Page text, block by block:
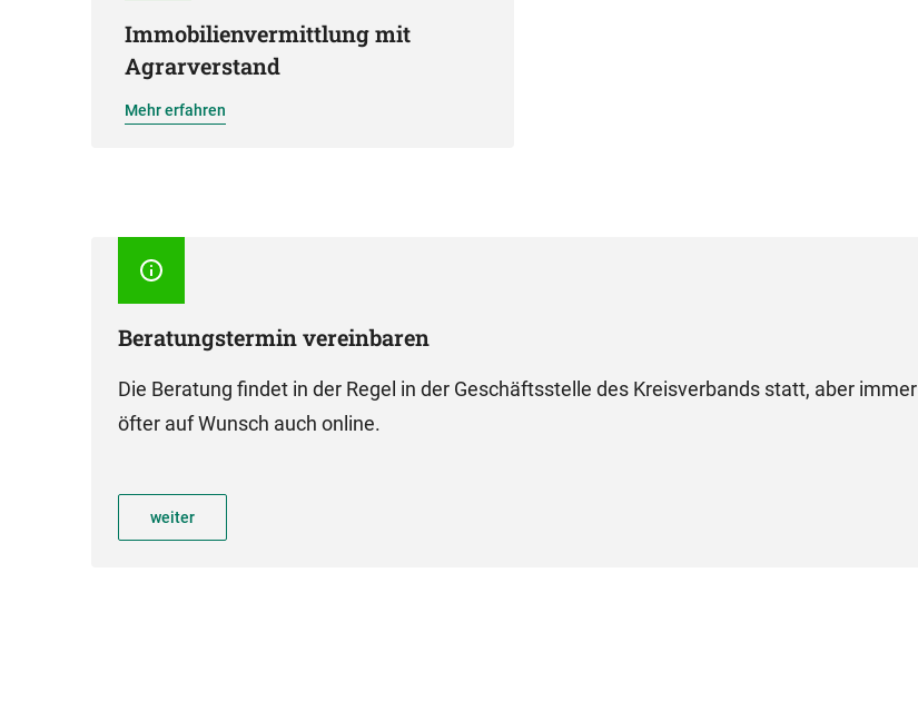
Immobilienvermittlung mit
Agrarverstand
Mehr erfahren
Beratungstermin vereinbaren
Die Beratung findet in der Regel in der Geschäftsstelle des Kreisverbands statt, aber immer
öfter auf Wunsch auch online.
weiter